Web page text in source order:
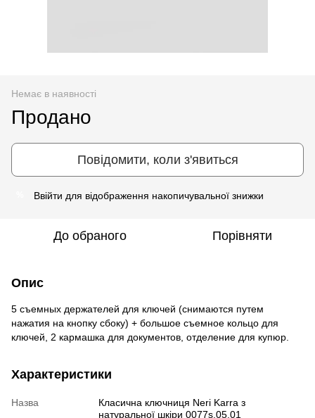
Немає в наявності
Продано
Повідомити, коли з'явиться
Ввійти для відображення накопичувальної знижки
До обраного Порівняти
Опис
5 съемных держателей для ключей (снимаются путем
нажатия на кнопку сбоку) + большое съемное кольцо для
ключей, 2 кармашка для документов, отделение для купюр.
Характеристики
Назва
Класична ключниця Neri Karra з
натуральної шкіри 0077s.05.01